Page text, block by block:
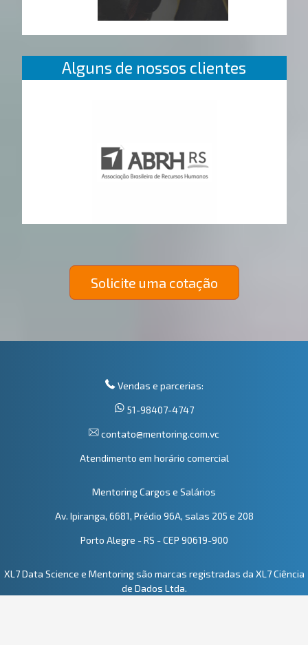
Alguns de nossos clientes
Solicite uma cotação
Vendas e parcerias:
51-98407-4747
contato@mentoring.com.vc
Atendimento em horário comercial
Mentoring Cargos e Salários
Av. Ipiranga, 6681, Prédio 96A, salas 205 e 208
Porto Alegre - RS - CEP 90619-900
XL7 Data Science e Mentoring são marcas registradas da XL7 Ciência
de Dados Ltda.